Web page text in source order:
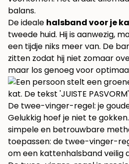
balans.
De ideale halsband voor je
tweede huid. Hij is aanwezig,
een tijdje niks meer van. De
zitten zodat hij niet zomaar
maar los genoeg voor
De twee-vinger-regel: je
Gelukkig hoef je niet te
simpele en betrouwbare
toepassen: de twee-vinger-
om een kattenhalsband veilig